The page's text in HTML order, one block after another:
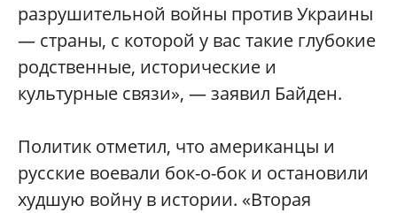
разрушительной войны против Украины
— страны, с которой у вас такие глубокие
родственные, исторические и
культурные связи», — заявил Байден.
Политик отметил, что американцы и
русские воевали бок-о-бок и остановили
худшую войну в истории. «Вторая